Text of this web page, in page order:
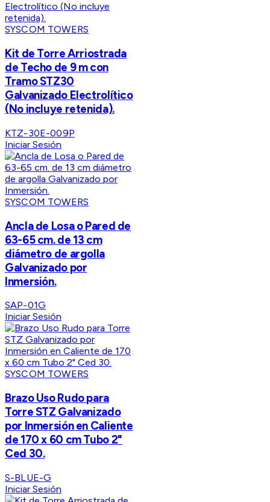
SYSCOM TOWERS
Kit de Torre Arriostrada
de Techo de 9 m con
Tramo STZ30
Galvanizado Electrolítico
(No incluye retenida).
KTZ-30E-009P
Iniciar Sesión
SYSCOM TOWERS
Ancla de Losa o Pared de
63-65 cm. de 13 cm
diámetro de argolla
Galvanizado por
Inmersión.
SAP-01G
Iniciar Sesión
SYSCOM TOWERS
Brazo Uso Rudo para
Torre STZ Galvanizado
por Inmersión en Caliente
de 170 x 60 cm Tubo 2"
Ced 30.
S-BLUE-G
Iniciar Sesión